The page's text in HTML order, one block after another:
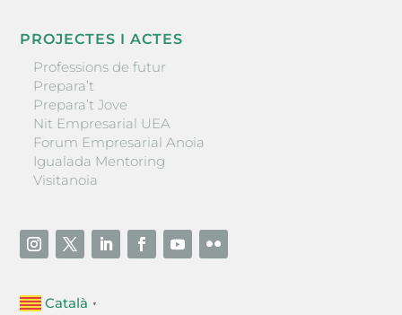
PROJECTES I ACTES
Professions de futur
Prepara’t
Prepara’t Jove
Nit Empresarial UEA
Forum Empresarial Anoia
Igualada Mentoring
Visitanoia
Català ▼